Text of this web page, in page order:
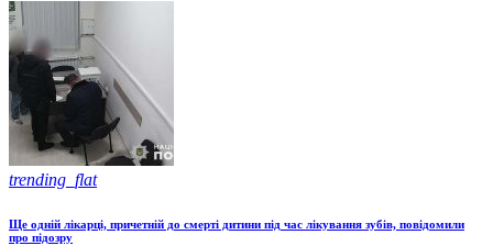
trending_flat
Ще одній лікарці, причетній до смерті дитини під час лікування зубів, повідомили
про підозру